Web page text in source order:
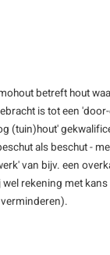
betreft hout
is tot een
(tuin)hout'
als beschut -
van bijv. een
rekening met